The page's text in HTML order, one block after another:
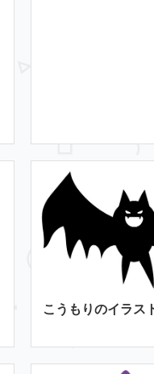
こうもりのイラス